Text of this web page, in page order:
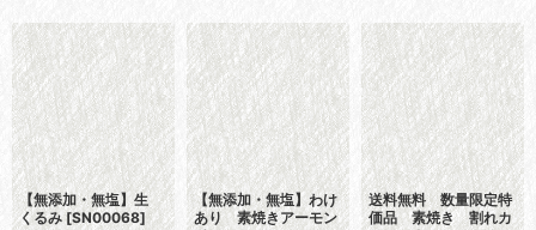
絞り込む
【無添加・無塩】生
くるみ [SN00068]
【無添加・無塩】わけ
あり 素焼きアーモン
送料無料 数量限定特
価品 素焼き 割れカ